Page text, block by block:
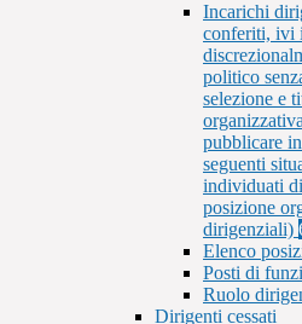
Incarichi
conferiti, ivi
politico
selezione e
pubblicare
seguenti
individuati
posizione
dirigenziali)
Elenco
Posti di
Ruolo
Dirigenti cessati